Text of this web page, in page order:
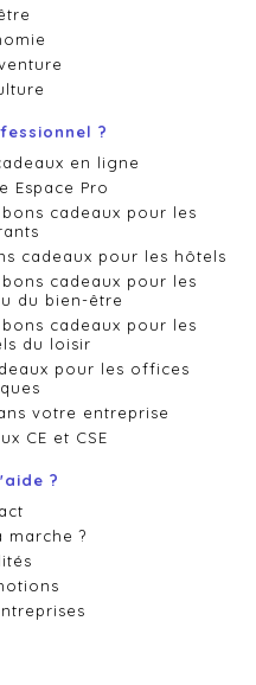
?
en ligne
Espace Pro
cadeaux pour les
cadeaux pour les hôtels
cadeaux pour les
du bien-être
cadeaux pour les
du loisir
pour les offices
votre entreprise
CE et CSE
?
marche ?